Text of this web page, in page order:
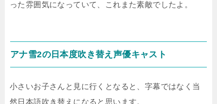
った雰囲気になっていて、これまた素敵でしたよ。
アナ雪2の日本度吹き替え声優キャスト
小さいお子さんと見に行くとなると、字幕ではなく当
然日本語吹き替えになると思います。